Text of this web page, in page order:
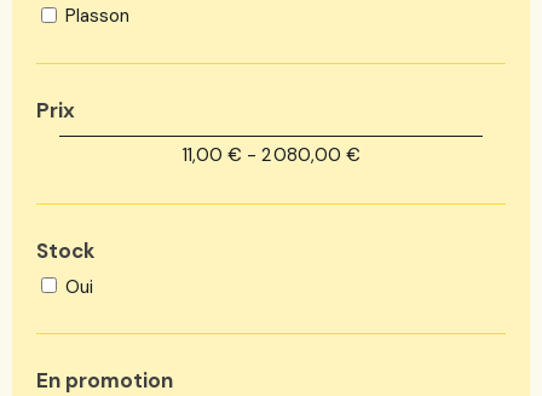
plasson
Prix
11,00 € - 2 080,00 €
Stock
Oui
En promotion